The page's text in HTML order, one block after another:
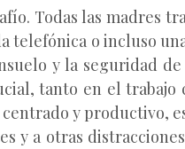
Todas las madres
telefónica o incluso
y la seguridad
tanto en el trabajo
y productivo,
y a otras